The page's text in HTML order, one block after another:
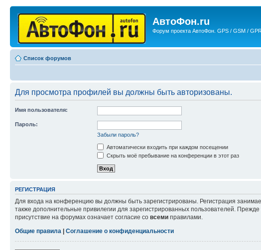
АвтоФон.ru
Форум проекта АвтоФон. GPS / GSM /
Список форумов
Для просмотра профилей вы должны быть авторизованы.
Имя пользователя:
Пароль:
Забыли пароль?
Автоматически входить при каждом посещении
Скрыть моё пребывание на конференции в этот раз
РЕГИСТРАЦИЯ
Для входа на конференцию вы должны быть зарегистрированы. Регистрация
также дополнительные привилегии для зарегистрированных пользователей.
присутствие на форумах означает согласие со всеми правилами.
Общие правила | Соглашение о конфиденциальности